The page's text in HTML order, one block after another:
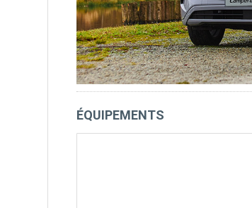
ÉQUIPEMENTS